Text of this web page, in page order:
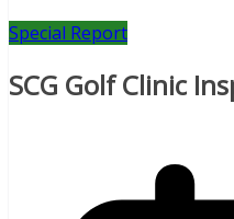
Special Report
SCG Golf Clinic